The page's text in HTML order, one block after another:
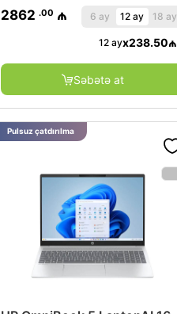
2862.00 ₼ 6 ay 12 ay 18 ay
12 ayx238.50₼
Səbətə at
Pulsuz çatdırılma